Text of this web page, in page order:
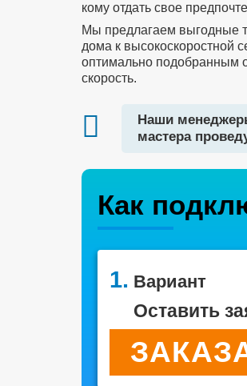
кому отдать свое
Мы предлагаем выгодные
дома к высокоскоростной
оптимально подобранным
скорость.
Наши
мастера
Как
1. Вариант
Оставить